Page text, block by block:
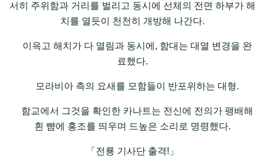
서히 주위함과 거리를 벌리고 동시에 선체의 전면 하부가 해
치를 열듯이 천천히 개방해 나간다.
이윽고 해치가 다 열림과 동시에, 함대는 대열 변경을 완
료했다.
모라비아 측의 요새를 모함들이 반포위하는 대형.
함교에서 그것을 확인한 카나트는 전신에 전의가 팽배해
흰 뺨에 홍조를 띄우며 드높은 소리로 명령했다.
「전룡 기사단 출격!」